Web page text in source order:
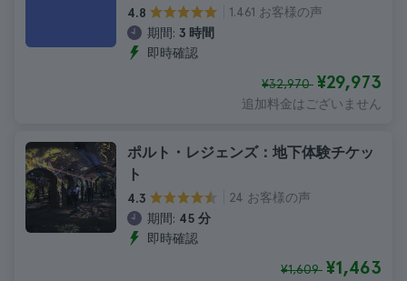
4.8
1.461 お客様の声
期間: 3 時間
即時確認
¥32,970 ¥29,973
追加料金はございません
ポルト・レジェンズ：地下体験チケッ
ト
4.3
24 お客様の声
期間: 45 分
即時確認
¥1,609 ¥1,463